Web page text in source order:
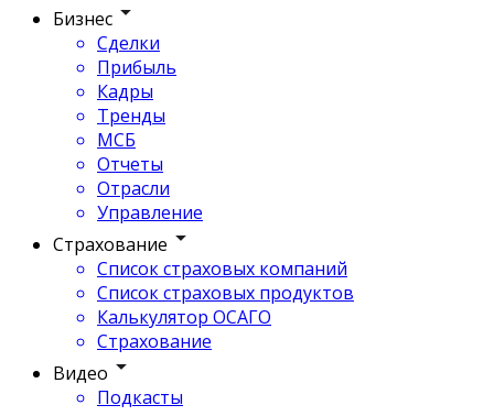
Бизнес
Сделки
Прибыль
Кадры
Тренды
МСБ
Отчеты
Отрасли
Управление
Страхование
Список страховых компаний
Список страховых продуктов
Калькулятор ОСАГО
Страхование
Видео
Подкасты